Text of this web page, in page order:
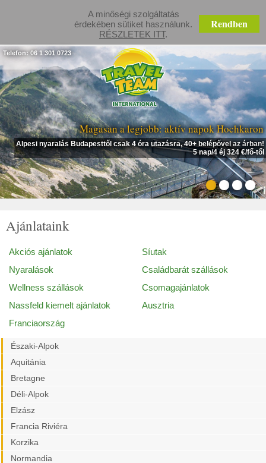
A minőségi szolgáltatás
érdekében sütiket használunk.
RÉSZLETEK ITT.
Rendben
Magasan a legjobb: aktív napok Hochkaron
Alpesi nyaralás Budapesttől csak 4 óra utazásra, 40+ belépővel az árban!
5 nap/4 éj 324 €/fő-től
Telefon: 06 1 301 0723
Ajánlataink
Akciós ajánlatok
Síutak
Nyaralások
Családbarát szállások
Wellness szállások
Csomagajánlatok
Nassfeld kiemelt ajánlatok
Ausztria
Franciaország
Északi-Alpok
Aquitánia
Bretagne
Déli-Alpok
Elzász
Francia Riviéra
Korzika
Normandia